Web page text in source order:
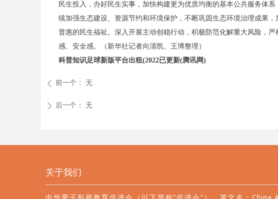
民生投入，办好民生实事，加快构建更为优质均衡的基本公共服务体
续加强生态建设、资源节约和环境保护，不断巩固生态环境治理成果
普惠的民生福祉。深入开展主动创稳行动，积极防范化解重大风险，
感、安全感。（新华社记者向清凯、王博整理）
科普知识足球新版平台出租(2022已更新(腾讯网)
ꄴ 前一个： 无
ꄲ 后一个： 无
关于我们